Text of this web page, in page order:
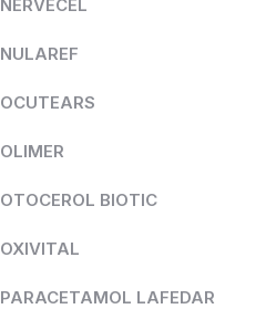
NERVECEL
NULAREF
OCUTEARS
OLIMER
OTOCEROL BIOTIC
OXIVITAL
PARACETAMOL LAFEDAR